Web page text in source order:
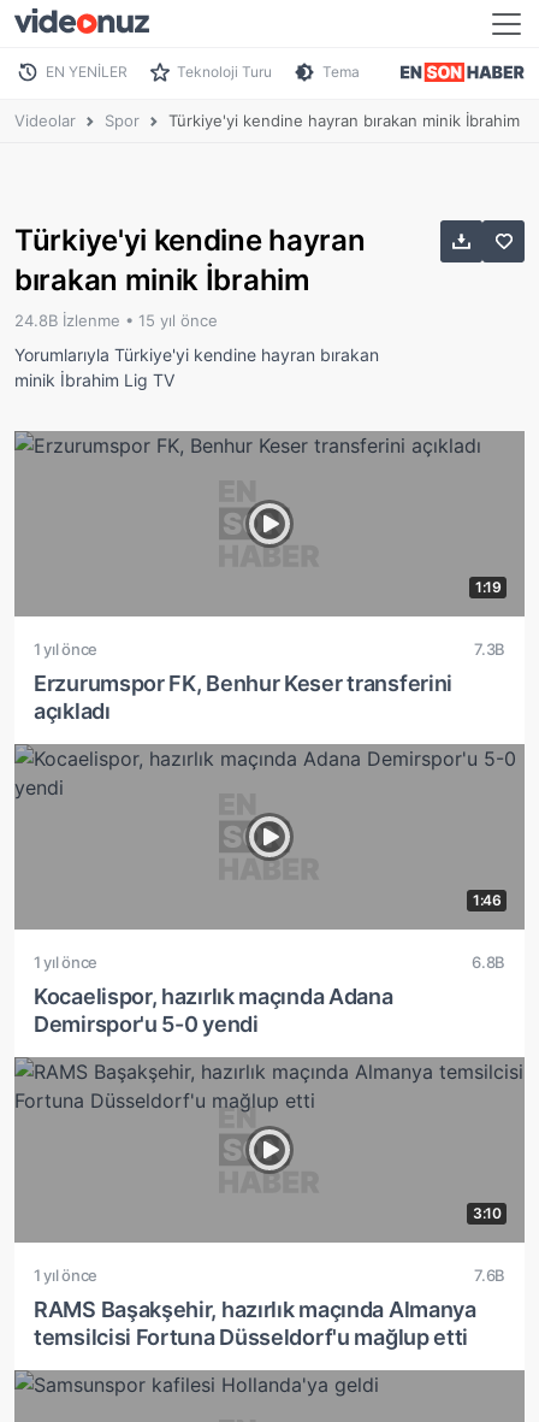
EN YENİLER Teknoloji Turu Tema
Videolar Spor Türkiye'yi kendine hayran bırakan minik İbrahim
Türkiye'yi kendine hayran
bırakan minik İbrahim
24.8B İzlenme • 15 yıl önce
Yorumlarıyla Türkiye'yi kendine hayran bırakan
minik İbrahim Lig TV
1:19
1 yıl önce 7.3B
Erzurumspor FK, Benhur Keser transferini
açıkladı
1:46
1 yıl önce 6.8B
Kocaelispor, hazırlık maçında Adana
Demirspor'u 5-0 yendi
3:10
1 yıl önce 7.6B
RAMS Başakşehir, hazırlık maçında Almanya
temsilcisi Fortuna Düsseldorf'u mağlup etti